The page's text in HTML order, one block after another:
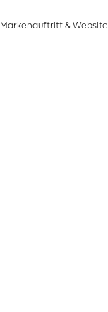
Markenauftritt & Website